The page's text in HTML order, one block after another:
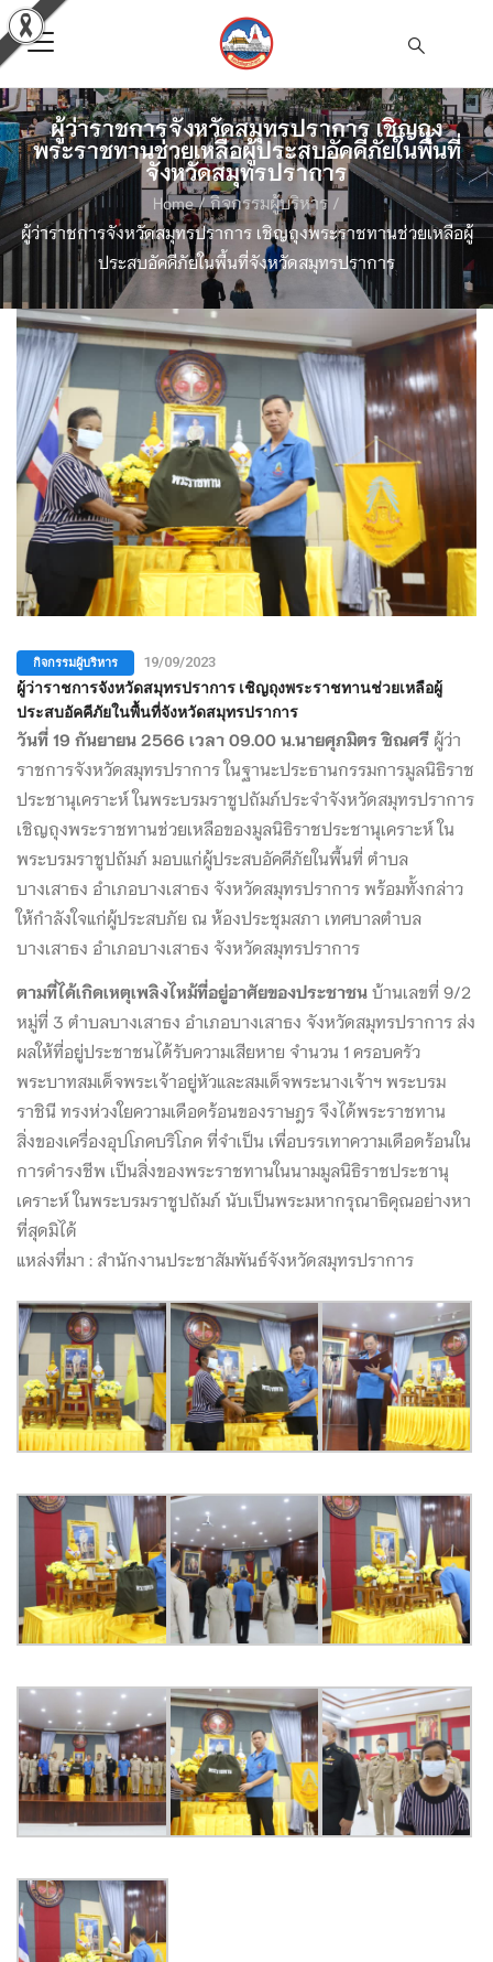
ผู้ว่าราชการจังหวัดสมุทรปราการ เชิญถุง
พระราชทานช่วยเหลือผู้ประสบอัคคีภัยในพื้นที่
จังหวัดสมุทรปราการ
Home/ กิจกรรมผู้บริหาร /
ผู้ว่าราชการจังหวัดสมุทรปราการ เชิญถุงพระราชทานช่วยเหลือผู้
ประสบอัคคีภัยในพื้นที่จังหวัดสมุทรปราการ
กิจกรรมผู้บริหาร 19/09/2023
ผู้ว่าราชการจังหวัดสมุทรปราการ เชิญถุงพระราชทานช่วยเหลือผู้
ประสบอัคคีภัยในพื้นที่จังหวัดสมุทรปราการ
วันที่ 19 กันยายน 2566 เวลา 09.00 น.นายศุภมิตร ชิณศรี ผู้ว่า
ราชการจังหวัดสมุทรปราการ ในฐานะประธานกรรมการมูลนิธิราช
ประชานุเคราะห์ ในพระบรมราชูปถัมภ์ประจำจังหวัดสมุทรปราการ
เชิญถุงพระราชทานช่วยเหลือของมูลนิธิราชประชานุเคราะห์ ใน
พระบรมราชูปถัมภ์ มอบแก่ผู้ประสบอัคคีภัยในพื้นที่ ตำบล
บางเสาธง อำเภอบางเสาธง จังหวัดสมุทรปราการ พร้อมทั้งกล่าว
ให้กำลังใจแก่ผู้ประสบภัย ณ ห้องประชุมสภา เทศบาลตำบล
บางเสาธง อำเภอบางเสาธง จังหวัดสมุทรปราการ
ตามที่ได้เกิดเหตุเพลิงไหม้ที่อยู่อาศัยของประชาชน บ้านเลขที่ 9/2
หมู่ที่ 3 ตำบลบางเสาธง อำเภอบางเสาธง จังหวัดสมุทรปราการ ส่ง
ผลให้ที่อยู่ประชาชนได้รับความเสียหาย จำนวน 1 ครอบครัว
พระบาทสมเด็จพระเจ้าอยู่หัวและสมเด็จพระนางเจ้าฯ พระบรม
ราชินี ทรงห่วงใยความเดือดร้อนของราษฎร จึงได้พระราชทาน
สิ่งของเครื่องอุปโภคบริโภค ที่จำเป็น เพื่อบรรเทาความเดือดร้อนใน
การดำรงชีพ เป็นสิ่งของพระราชทานในนามมูลนิธิราชประชานุ
เคราะห์ ในพระบรมราชูปถัมภ์ นับเป็นพระมหากรุณาธิคุณอย่างหา
ที่สุดมิได้
แหล่งที่มา : สำนักงานประชาสัมพันธ์จังหวัดสมุทรปราการ